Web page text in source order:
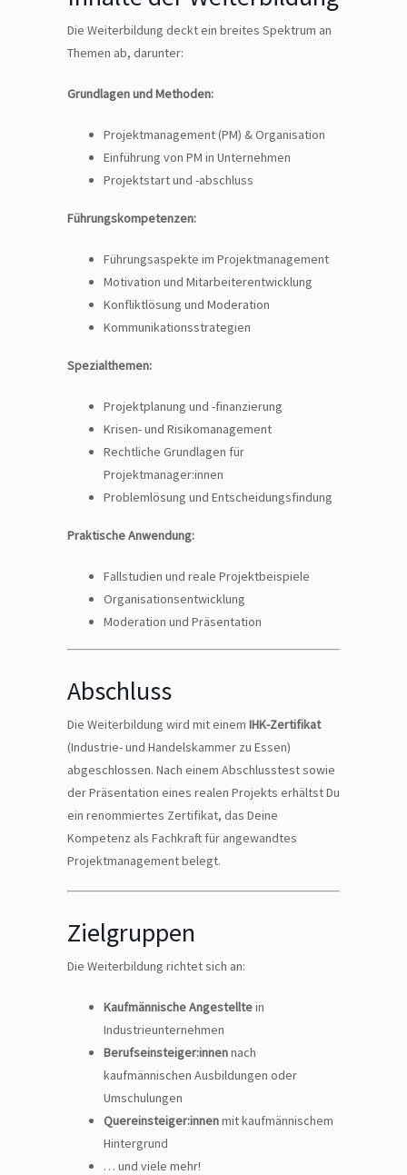
Die Weiterbildung deckt ein breites Spektrum an
Themen ab, darunter:
Grundlagen und Methoden:
Projektmanagement (PM) & Organisation
Einführung von PM in Unternehmen
Projektstart und -abschluss
Führungskompetenzen:
Führungsaspekte im Projektmanagement
Motivation und Mitarbeiterentwicklung
Konfliktlösung und Moderation
Kommunikationsstrategien
Spezialthemen:
Projektplanung und -finanzierung
Krisen- und Risikomanagement
Rechtliche Grundlagen für
Projektmanager:innen
Problemlösung und Entscheidungsfindung
Praktische Anwendung:
Fallstudien und reale Projektbeispiele
Organisationsentwicklung
Moderation und Präsentation
Abschluss
Die Weiterbildung wird mit einem IHK-Zertifikat
(Industrie- und Handelskammer zu Essen)
abgeschlossen. Nach einem Abschlusstest sowie
der Präsentation eines realen Projekts erhältst Du
ein renommiertes Zertifikat, das Deine
Kompetenz als Fachkraft für angewandtes
Projektmanagement belegt.
Zielgruppen
Die Weiterbildung richtet sich an:
Kaufmännische Angestelltein
Industrieunternehmen
Berufseinsteiger:innennach
kaufmännischen Ausbildungen oder
Umschulungen
Quereinsteiger:innenmit kaufmännischem
Hintergrund
… und viele mehr!